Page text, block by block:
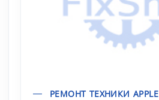
РЕМОНТ ТЕХНИКИ APPLE